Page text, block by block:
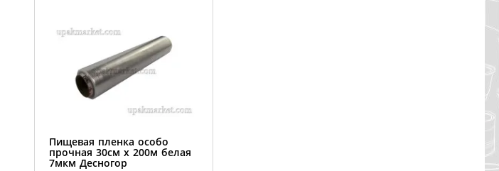
Пищевая пленка особо
прочная 30см х 200м белая
7мкм Десногор